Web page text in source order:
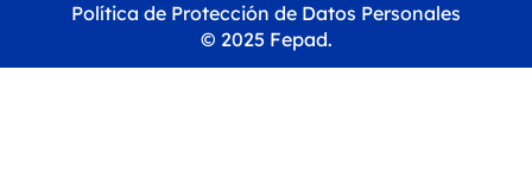
© 2025 Fepad.
Política de Protección de Datos Personales